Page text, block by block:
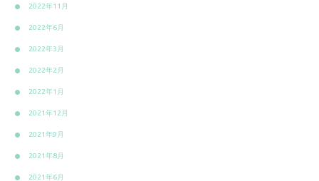
2022年11月
2022年6月
2022年3月
2022年2月
2022年1月
2021年12月
2021年9月
2021年8月
2021年6月